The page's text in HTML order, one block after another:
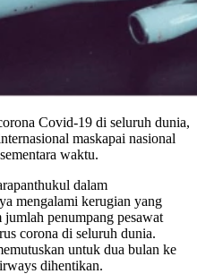
Covid-19 di seluruh dunia,
maskapai nasional
waktu.
dalam
mengalami kerugian yang
jumlah penumpang pesawat
corona di seluruh dunia.
untuk dua bulan ke
dihentikan.